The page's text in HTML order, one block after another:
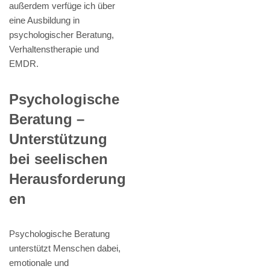
außerdem verfüge ich über
eine Ausbildung in
psychologischer Beratung,
Verhaltenstherapie und
EMDR.
Psychologische
Beratung –
Unterstützung
bei seelischen
Herausforderung
en
Psychologische Beratung
unterstützt Menschen dabei,
emotionale und